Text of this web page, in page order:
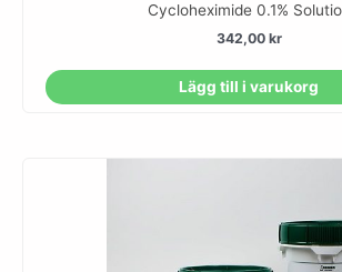
Cycloheximide 0.1%
342,00 kr
Lägg till i varukorg